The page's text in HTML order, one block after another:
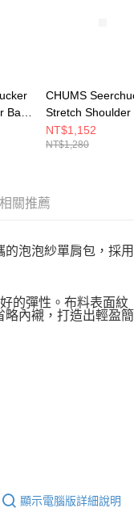
CHUMS
Stretch Shoulder
肩背包 卡其綠
CH604147M022
NT$1,152
NT$1,280
相關推薦
泡泡紗單肩包，採用
的彈性。布料表面紋
略內襯，打造出輕盈簡
顯示電腦版詳細說明